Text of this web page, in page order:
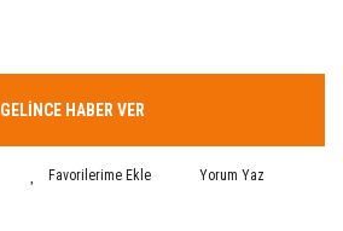
GELİNCE HABER VER
Yorum Yaz